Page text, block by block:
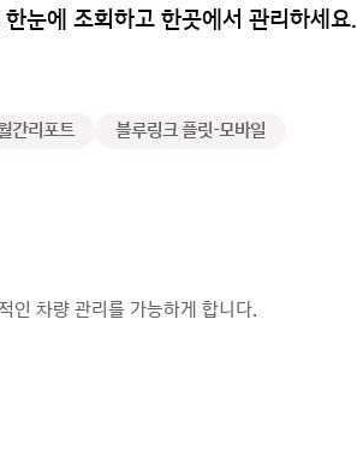
눈에 조회하고 한곳에서 관리하세요.
간리포트 블루링크 플릿-모바일
인 차량 관리를 가능하게 합니다.